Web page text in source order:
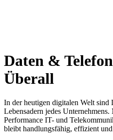
Daten &
Überall
In der heutigen digitalen Welt
Lebensadern jedes
Performance IT- und
bleibt handlungsfähig, effizient